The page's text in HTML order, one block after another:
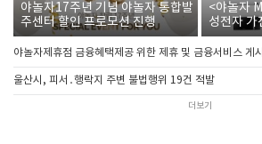
야놀자17주년 기념 야놀자 통합발
주센터 할인 프로모션 진행
<야놀자
성전자 가
야놀자제휴점 금융혜택제공 위한 제휴 및 금융서비스 게시
울산시, 피서․행락지 주변 불법행위 19건 적발
더보기